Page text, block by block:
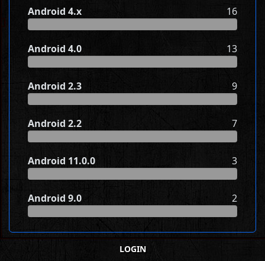
Android 4.x 16
Android 4.0 13
Android 2.3 9
Android 2.2 7
Android 11.0.0 3
Android 9.0 2
LOGIN